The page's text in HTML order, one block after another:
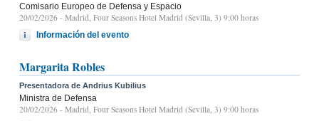
Comisario Europeo de Defensa y Espacio
20/02/2026 - Madrid, Four Seasons Hotel Madrid (Sevilla, 3) 9:00 horas
Información del evento
Margarita Robles
Presentadora de Andrius Kubilius
Ministra de Defensa
20/02/2026 - Madrid, Four Seasons Hotel Madrid (Sevilla, 3) 9:00 horas